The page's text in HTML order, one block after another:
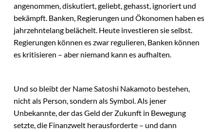
angenommen, diskutiert, geliebt, gehasst, ignoriert und
bekämpft. Banken, Regierungen und Ökonomen haben es
jahrzehntelang belächelt. Heute investieren sie selbst.
Regierungen können es zwar regulieren, Banken können
es kritisieren – aber niemand kann es aufhalten.
Und so bleibt der Name Satoshi Nakamoto bestehen,
nicht als Person, sondern als Symbol. Als jener
Unbekannte, der das Geld der Zukunft in Bewegung
setzte, die Finanzwelt herausforderte – und dann